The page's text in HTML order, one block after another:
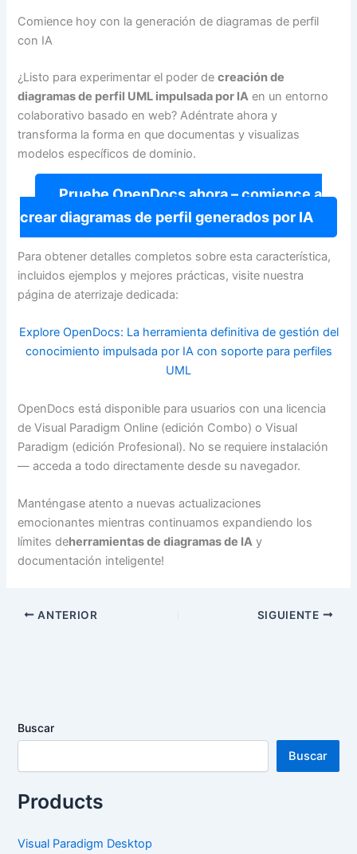
Comience hoy con la generación de diagramas de perfil
con IA
¿Listo para experimentar el poder decreación de
diagramas de perfil UML impulsada por IA en un entorno
colaborativo basado en web? Adéntrate ahora y
transforma la forma en que documentas y visualizas
modelos específicos de dominio.
Pruebe OpenDocs ahora – comience a
crear diagramas de perfil generados por IA
Para obtener detalles completos sobre esta característica,
incluidos ejemplos y mejores prácticas, visite nuestra
página de aterrizaje dedicada:
Explore OpenDocs: La herramienta definitiva de gestión del
conocimiento impulsada por IA con soporte para perfiles
UML
OpenDocs está disponible para usuarios con una licencia
de Visual Paradigm Online (edición Combo) o Visual
Paradigm (edición Profesional). No se requiere instalación
— acceda a todo directamente desde su navegador.
Manténgase atento a nuevas actualizaciones
emocionantes mientras continuamos expandiendo los
límites deherramientas de diagramas de IA y
documentación inteligente!
ANTERIOR SIGUIENTE
Buscar
Buscar
Products
Visual Paradigm Desktop